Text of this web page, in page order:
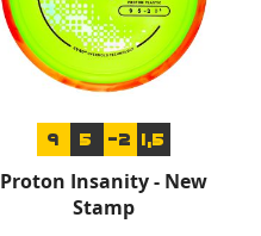
9 5 -2 1,5
Proton Insanity - New
Stamp